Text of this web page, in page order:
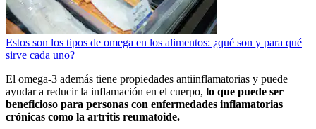
Estos son los tipos de omega en los alimentos: ¿qué son y para qué
sirve cada uno?
El omega-3 además tiene propiedades antiinflamatorias y puede
ayudar a reducir la inflamación en el cuerpo, lo que puede ser
beneficioso para personas con enfermedades inflamatorias
crónicas como la artritis reumatoide.